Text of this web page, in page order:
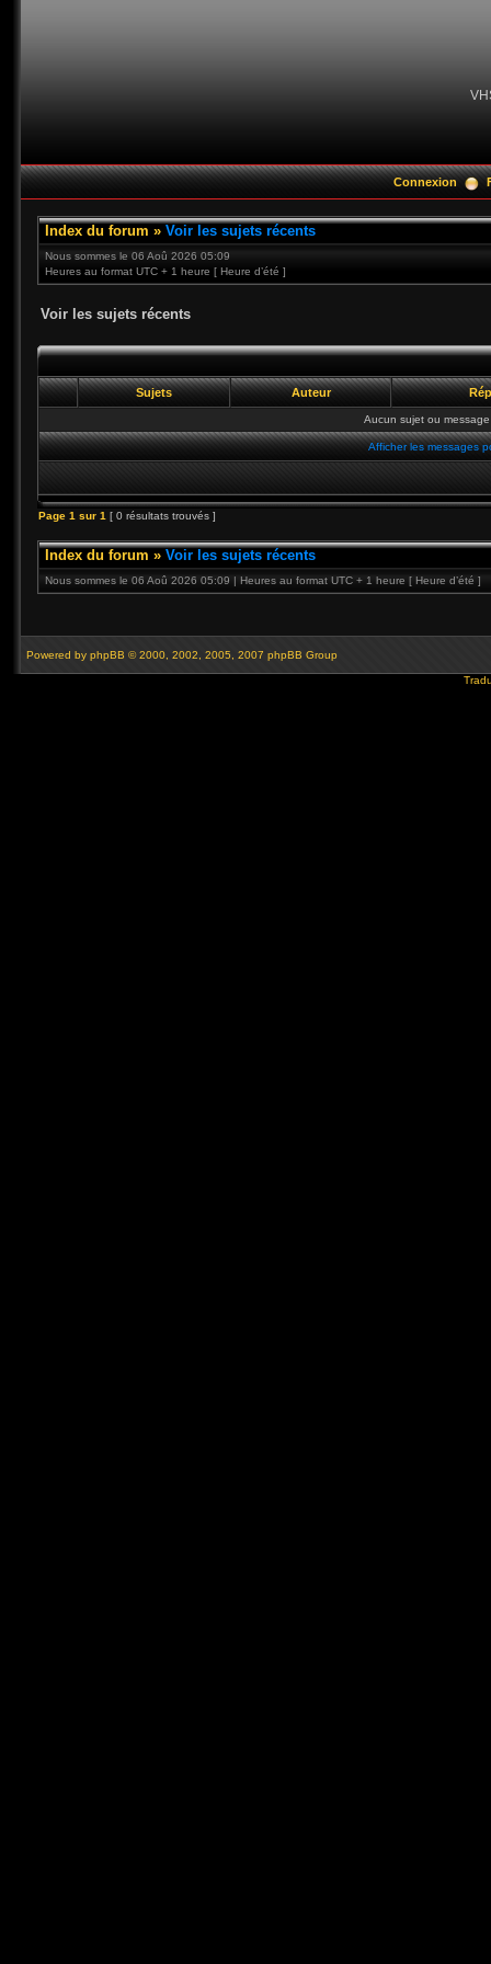
Connexion
Index du forum » Voir les sujets récents
Nous sommes le 06 Aoû 2026 05:09
Heures au format UTC + 1 heure [ Heure d’été ]
Voir les sujets récents
Sujets Auteur
Aucun sujet ou
Afficher les messages
Page 1 sur 1 [ 0 résultats trouvés ]
Index du forum » Voir les sujets récents
Nous sommes le 06 Aoû 2026 05:09 | Heures au format UTC + 1 heure [ Heure d’été ]
Powered by phpBB © 2000, 2002, 2005, 2007 phpBB Group